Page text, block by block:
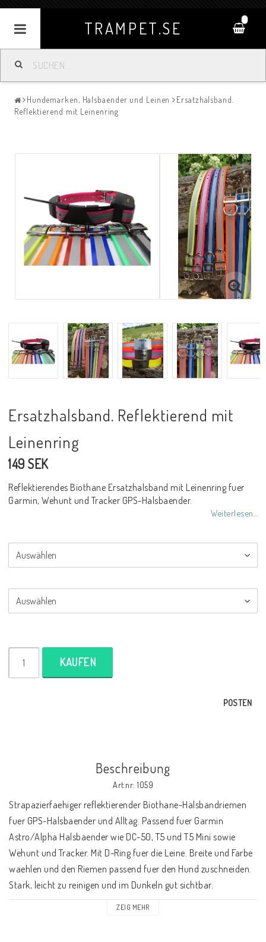
TRAMPET.SE
Hundemarken, Halsbaender und Leinen
Ersatzhalsband.
Reflektierend mit Leinenring
Ersatzhalsband. Reflektierend mit
Leinenring
149 SEK
Reflektierendes Biothane Ersatzhalsband mit Leinenring fuer
Garmin, Wehunt und Tracker GPS-Halsbaender.
Weiterlesen...
KAUFEN
POSTEN
Beschreibung
Art.nr: 1059
Strapazierfaehiger reflektierender Biothane-Halsbandriemen
fuer GPS-Halsbaender und Alltag. Passend fuer Garmin
Astro/Alpha Halsbaender wie DC-50, T5 und T5 Mini sowie
Wehunt und Tracker. Mit D-Ring fuer die Leine. Breite und Farbe
waehlen und den Riemen passend fuer den Hund zuschneiden.
Stark, leicht zu reinigen und im Dunkeln gut sichtbar.
ZEIG MEHR